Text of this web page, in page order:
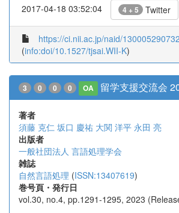
2017-04-18 03:52:04 4 + 5 Twitter
https://ci.nii.ac.jp/naid/130005290732
(info:doi/10.1527/tjsai.WII-K)
3 0 0 0 OA 留学支援交流会
著者
須藤 克仁 坂口 慶祐 大関 洋平 永田 亮
出版者
一般社団法人 言語処理学会
雑誌
自然言語処理 (ISSN:13407619)
巻号頁・発行日
vol.30, no.4, pp.1291-1295, 2023